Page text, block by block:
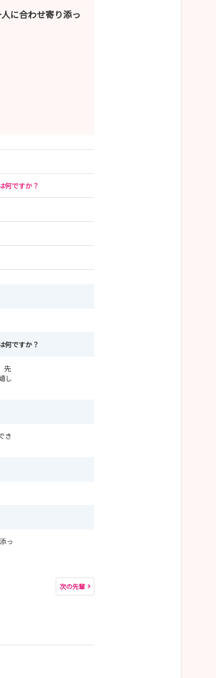
に合わせ寄り添っ
何ですか？
何ですか？
先
し
き
っ
次の先輩